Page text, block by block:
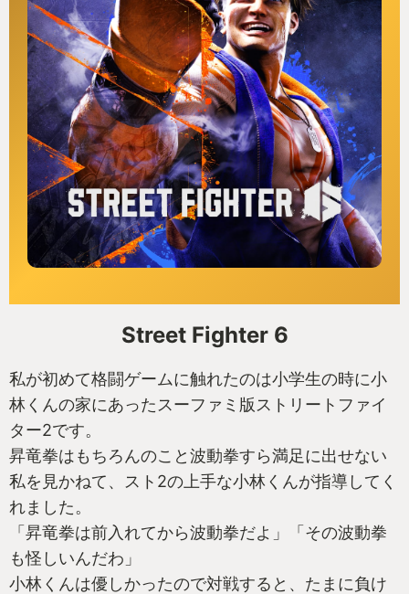
Street Fighter 6
私が初めて格闘ゲームに触れたのは小学生の時に小
林くんの家にあったスーファミ版ストリートファイ
ター2です。
昇竜拳はもちろんのこと波動拳すら満足に出せない
私を見かねて、スト2の上手な小林くんが指導してく
れました。
「昇竜拳は前入れてから波動拳だよ」「その波動拳
も怪しいんだわ」
小林くんは優しかったので対戦すると、たまに負け